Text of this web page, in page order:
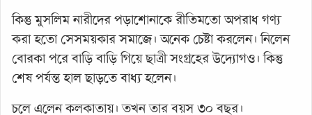
কিন্তু মুসলিম নারীদের পড়াশোনাকে রীতিমতো অপরাধ গণ্য
করা হতো সেসময়কার সমাজে। অনেক চেষ্টা করলেন। নিলেন
বোরকা পরে বাড়ি বাড়ি গিয়ে ছাত্রী সংগ্রহের উদ্যোগও। কিন্তু
শেষ পর্যন্ত হাল ছাড়তে বাধ্য হলেন।
চলে এলেন কলকাতায়। তখন তার বয়স ৩০ বছর।